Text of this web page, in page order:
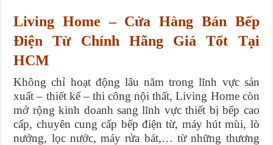
Living Home – Cửa Hàng Bán Bếp
Điện Từ Chính Hãng Giá Tốt Tại
HCM
Không chỉ hoạt động lâu năm trong lĩnh vực sản
xuất – thiết kế – thi công nội thất, Living Home còn
mở rộng kinh doanh sang lĩnh vực thiết bị bếp cao
cấp, chuyên cung cấp bếp điện từ, máy hút mùi, lò
nướng, lọc nước, máy rửa bát,… từ những thương